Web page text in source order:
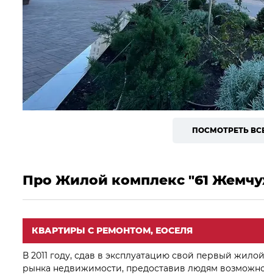
ПОСМОТРЕТЬ
Про Жилой комплекс "61
КВАРТИРЫ С РЕМОНТОМ, ЕОСЕЛЯ
В 2011 году, сдав в эксплуатацию свой первый
рынка недвижимости, предоставив людям